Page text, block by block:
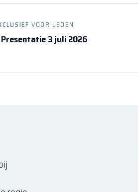
VOOR LEDEN
Presentatie 3 juli 2026